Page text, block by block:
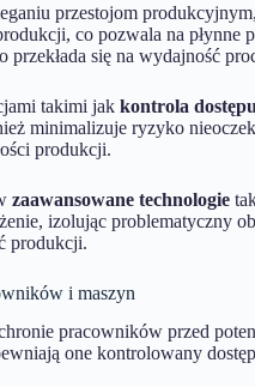
przestojom
co pozwala na
się na wydajność
takimi jak kontrola dostępu
minimalizuje ryzyko
produkcji.
zaawansowane technologie
izolując
produkcji.
i maszyn
pracowników przed
one kontrolowany